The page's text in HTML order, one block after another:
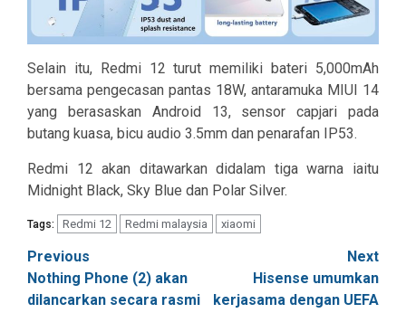
Selain itu, Redmi 12 turut memiliki bateri 5,000mAh
bersama pengecasan pantas 18W, antaramuka MIUI 14
yang berasaskan Android 13, sensor capjari pada
butang kuasa, bicu audio 3.5mm dan penarafan IP53.
Redmi 12 akan ditawarkan didalam tiga warna iaitu
Midnight Black, Sky Blue dan Polar Silver.
Tags: Redmi 12 Redmi malaysia xiaomi
Post
navigation
Previous
Nothing Phone (2) akan
dilancarkan secara rasmi
Next
Hisense umumkan
kerjasama dengan UEFA